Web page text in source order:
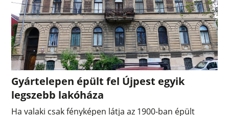
Gyártelepen épült fel Újpest egyik
legszebb lakóháza
Ha valaki csak fényképen látja az 1900-ban épült